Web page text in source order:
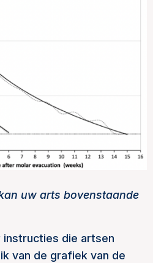
uw arts bovenstaande
instructies die artsen
van de grafiek van de